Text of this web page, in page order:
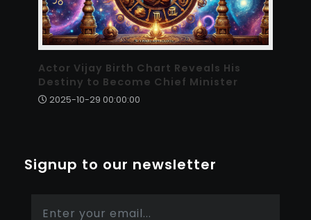
Actor Vijay Birth Chart Reveals His
Destiny to Become Chief Minister
2025-10-29 00:00:00
Signup to our newsletter